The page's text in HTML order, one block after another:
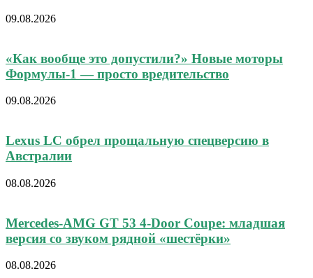
09.08.2026
«Как вообще это допустили?» Новые моторы
Формулы-1 — просто вредительство
09.08.2026
Lexus LC обрел прощальную спецверсию в
Австралии
08.08.2026
Mercedes-AMG GT 53 4-Door Coupe: младшая
версия со звуком рядной «шестёрки»
08.08.2026